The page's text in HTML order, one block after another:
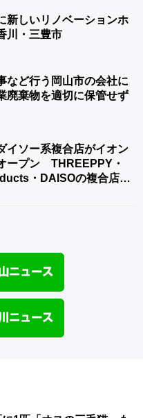
新しいリノベーションホ
川・三豊市
など行う岡山市の会社に
棄物を適切に保管せず
イソー系複合店がイオン
ープン THREEPPY・
・DAISOの複合店は